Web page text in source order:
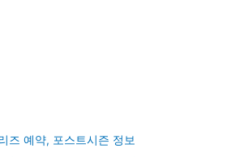
즈 예약, 포스트시즌 정보